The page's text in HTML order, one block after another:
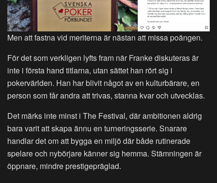
Men att fastna vid meriterna är nästan att missa poängen.
För det som verkligen lyfts fram när Franke diskuteras är
inte i första hand titlarna, utan sättet han rört sig i
pokervärlden. Han har blivit något av en kulturbärare, en
person som får andra att trivas, stanna kvar och utvecklas.
Det märks inte minst i The Festival, där ambitionen aldrig
bara varit att skapa ännu en turneringsserie. Snarare
handlar det om att bygga en miljö där både rutinerade
spelare och nybörjare känner sig hemma. Stämningen är
öppnare, mindre prestigepräglad.